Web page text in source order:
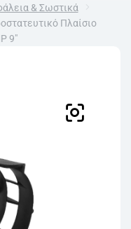
& Σωστικά
Πλαίσιο
9″